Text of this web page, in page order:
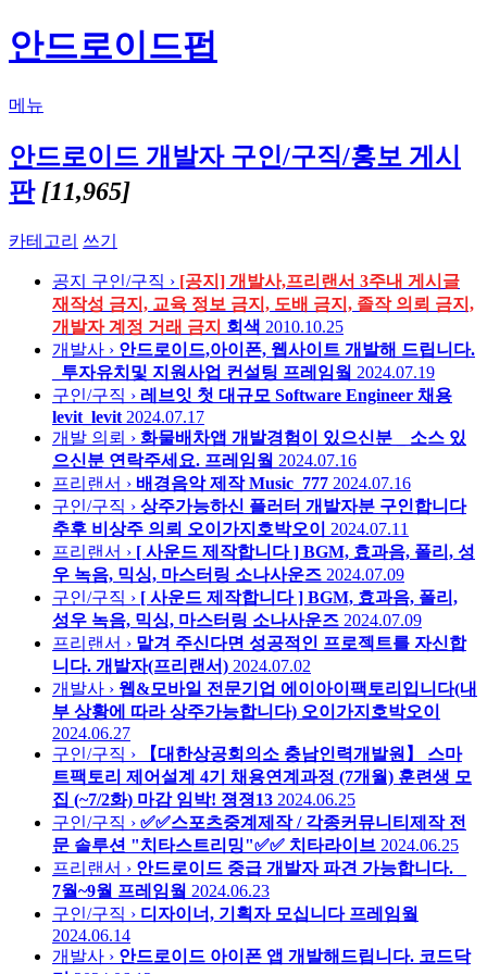
안드로이드펍
메뉴
안드로이드 개발자 구인/구직/홍보 게시
판 [11,965]
카테고리 쓰기
공지 구인/구직 › [공지] 개발사,프리랜서 3주내 게시글
재작성 금지, 교육 정보 금지, 도배 금지, 졸작 의뢰 금지,
개발자 계정 거래 금지 회색 2010.10.25
개발사 › 안드로이드,아이폰, 웹사이트 개발해 드립니다.
_투자유치및 지원사업 컨설팅 프레임웤 2024.07.19
구인/구직 › 레브잇 첫 대규모 Software Engineer 채용
levit_levit 2024.07.17
개발 의뢰 › 화물배차앱 개발경험이 있으신분 _ 소스 있
으신분 연락주세요. 프레임웤 2024.07.16
프리랜서 › 배경음악 제작 Music_777 2024.07.16
구인/구직 › 상주가능하신 플러터 개발자분 구인합니다
추후 비상주 의뢰 오이가지호박오이
2024.07.11
프리랜서 › [ 사운드 제작합니다 ] BGM, 효과음, 폴리, 성
우 녹음, 믹싱, 마스터링 소나사운즈 2024.07.09
구인/구직 › [ 사운드 제작합니다 ] BGM, 효과음, 폴리,
성우 녹음, 믹싱, 마스터링 소나사운즈 2024.07.09
프리랜서 › 맡겨 주신다면 성공적인 프로젝트를 자신합
니다. 개발자(프리랜서) 2024.07.02
개발사 › 웹&모바일 전문기업 에이아이팩토리입니다(내
부 상황에 따라 상주가능합니다) 오이가지호박오이
2024.06.27
구인/구직 ›
【대한상공회의소 충남인력개발원】 스마
트팩토리 제어설계 4기 채용연계과정 (7개월) 훈련생 모
집 (~7/2화) 마감 임박! 졍졍13 2024.06.25
구인/구직 › ✅✅스포츠중계제작 / 각종커뮤니티제작 전
문 솔루션 "치타스트리밍"✅✅ 치타라이브 2024.06.25
프리랜서 › 안드로이드 중급 개발자 파견 가능합니다. _
7월~9월 프레임웤 2024.06.23
구인/구직 › 디자이너, 기획자 모십니다 프레임웤
2024.06.14
개발사 › 안드로이드 아이폰 앱 개발해드립니다. 코드닥